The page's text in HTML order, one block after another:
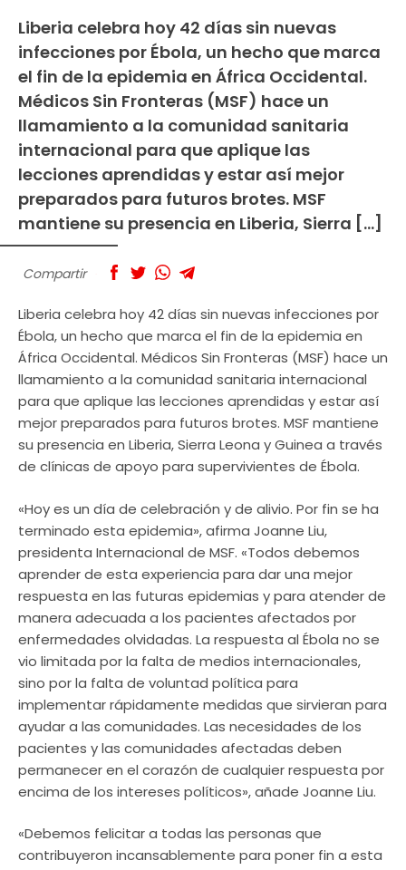
Liberia celebra hoy 42 días sin nuevas
infecciones por Ébola, un hecho que marca
el fin de la epidemia en África Occidental.
Médicos Sin Fronteras (MSF) hace un
llamamiento a la comunidad sanitaria
internacional para que aplique las
lecciones aprendidas y estar así mejor
preparados para futuros brotes. MSF
mantiene su presencia en Liberia, Sierra […]
Compartir
Liberia celebra hoy 42 días sin nuevas infecciones por
Ébola, un hecho que marca el fin de la epidemia en
África Occidental. Médicos Sin Fronteras (MSF) hace un
llamamiento a la comunidad sanitaria internacional
para que aplique las lecciones aprendidas y estar así
mejor preparados para futuros brotes. MSF mantiene
su presencia en Liberia, Sierra Leona y Guinea a través
de clínicas de apoyo para supervivientes de Ébola.
«Hoy es un día de celebración y de alivio. Por fin se ha
terminado esta epidemia», afirma Joanne Liu,
presidenta Internacional de MSF. «Todos debemos
aprender de esta experiencia para dar una mejor
respuesta en las futuras epidemias y para atender de
manera adecuada a los pacientes afectados por
enfermedades olvidadas. La respuesta al Ébola no se
vio limitada por la falta de medios internacionales,
sino por la falta de voluntad política para
implementar rápidamente medidas que sirvieran para
ayudar a las comunidades. Las necesidades de los
pacientes y las comunidades afectadas deben
permanecer en el corazón de cualquier respuesta por
encima de los intereses políticos», añade Joanne Liu.
«Debemos felicitar a todas las personas que
contribuyeron incansablemente para poner fin a esta